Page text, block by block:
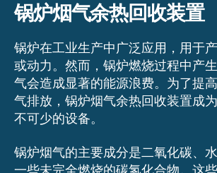
锅炉烟气余热回收装置
锅炉在工业生产中广泛应用，用于
或动力。然而，锅炉燃烧过程中产
气会造成显著的能源浪费。为了提
气排放，锅炉烟气余热回收装置成
不可少的设备。
锅炉烟气的主要成分是二氧化碳、